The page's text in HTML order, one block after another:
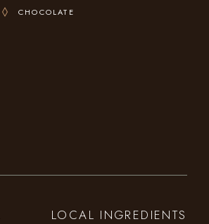
CHOCOLATE
LOCAL INGREDIENTS